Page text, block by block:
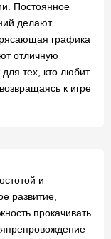
Постоянное
делают
графика
отличную
тех, кто любит
к игре
и
развитие,
прокачивать